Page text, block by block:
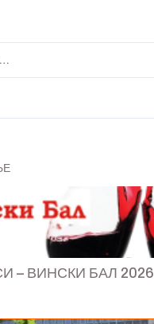
– ВИНСКИ БАЛ 2026